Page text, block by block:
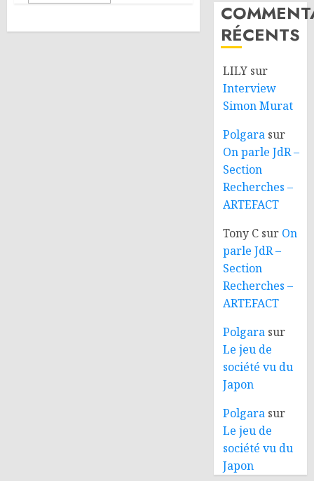
RÉCENTS
LILY sur
Interview
Simon Murat
Polgara sur
On parle JdR –
Section
Recherches –
ARTEFACT
Tony C sur On
parle JdR –
Section
Recherches –
ARTEFACT
Polgara sur
Le jeu de
société vu du
Japon
Polgara sur
Le jeu de
société vu du
Japon